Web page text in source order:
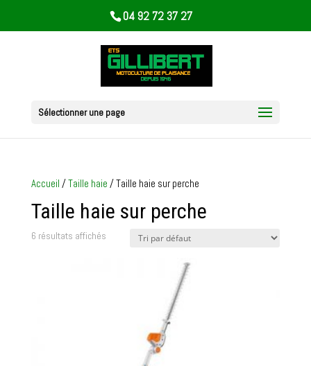
04 92 72 37 27
Sélectionner une page
Accueil /Taille haie / Taille haie sur perche
Taille haie sur perche
6 résultats affichés